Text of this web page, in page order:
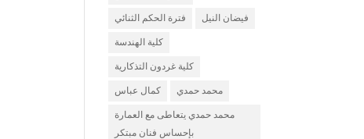
فترة الحكم الثنائي فيضان النيل
كلية الهندسة
كلية غردون التذكارية
كمال عباس محمد حمدي
محمد حمدي يتعاطى مع العمارة
بإحساس فنان مبتكر